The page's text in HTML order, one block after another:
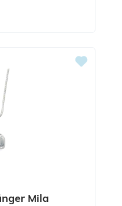
Mila